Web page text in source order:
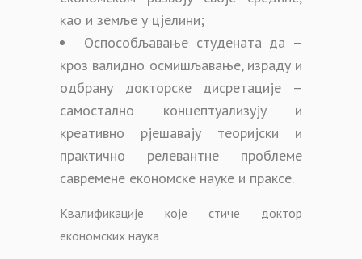
као и земље у цјелини;
Оспособљавање студената да –
кроз валидно осмишљавање, израду и
одбрану докторске дисретације –
самостално концептуализују и
креативно рјешавају теоријски и
практично релевантне проблеме
савремене економске науке и праксе.
Квалификације које стиче доктор
економских наука